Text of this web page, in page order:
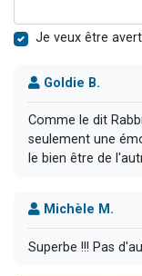
Je veux être
Goldie B.
Comme le dit
seulement une
le bien être de
Michèle M.
Superbe !!! Pas